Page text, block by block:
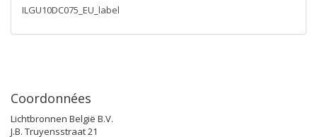
ILGU10DC075_EU_label
Coordonnées
Lichtbronnen België B.V.
J.B. Truyensstraat 21